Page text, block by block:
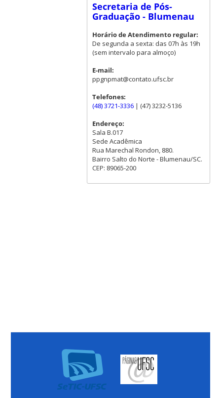
Secretaria de Pós-
Graduação - Blumenau
Horário de Atendimento regular:
De segunda a sexta: das 07h às 19h
(sem intervalo para almoço)
E-mail:
ppgnpmat@contato.ufsc.br
Telefones:
(48) 3721-3336| (47) 3232-5136
Endereço:
Sala B.017
Sede Acadêmica
Rua Marechal Rondon, 880.
Bairro Salto do Norte - Blumenau/SC.
CEP: 89065-200